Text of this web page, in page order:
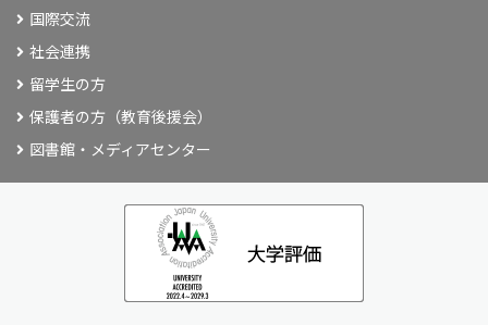
国際交流
社会連携
留学生の方
保護者の方（教育後援会）
図書館・メディアセンター